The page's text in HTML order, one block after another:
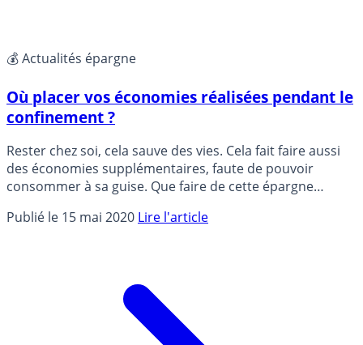
💰 Actualités épargne
Où placer vos économies réalisées pendant le
confinement ?
Rester chez soi, cela sauve des vies. Cela fait faire aussi
des économies supplémentaires, faute de pouvoir
consommer à sa guise. Que faire de cette épargne
collecte est historique sur le mois d’avril, d’autres
Publié le 15 mai 2020 Lire l'article